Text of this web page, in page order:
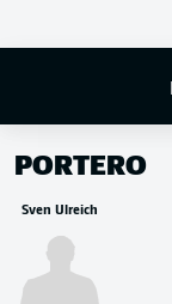
PORTERO
Sven Ulreich